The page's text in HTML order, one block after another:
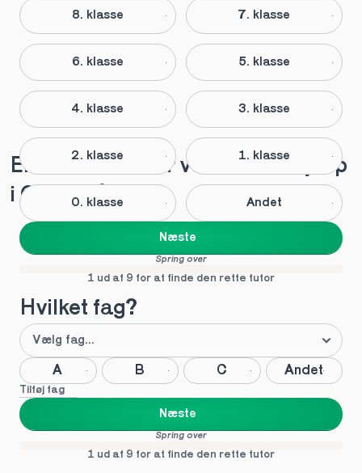
8. klasse 7. klasse
6. klasse 5. klasse
4. klasse 3. klasse
2. klasse 1. klasse
0. klasse Andet
Næste
Spring over
1 ud af 9 for at finde den rette tutor
Hvilket fag?
A B C Andet
Tilføj fag
Næste
Spring over
1 ud af 9 for at finde den rette tutor
Elever anbefaler vores lektiehjælp
i Østervrå